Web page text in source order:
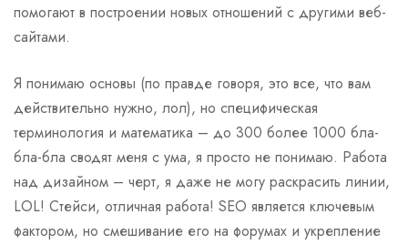
помогают в построении новых отношений с другими веб-
сайтами.
Я понимаю основы (по правде говоря, это все, что вам
действительно нужно, лол), но специфическая
терминология и математика – до 300 более 1000 бла-
бла-бла сводят меня с ума, я просто не понимаю. Работа
над дизайном – черт, я даже не могу раскрасить линии,
LOL! Стейси, отличная работа! SEO является ключевым
фактором, но смешивание его на форумах и укрепление